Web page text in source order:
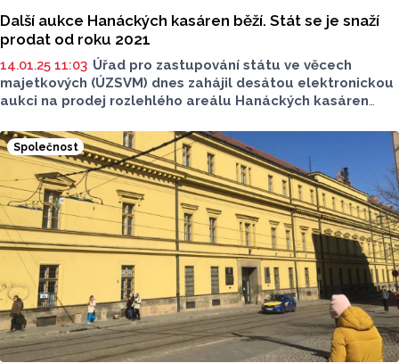
Další aukce Hanáckých kasáren běží. Stát se je snaží
prodat od roku 2021
14.01.25 11:03 Úřad pro zastupování státu ve věcech
majetkových (ÚZSVM) dnes zahájil desátou elektronickou
aukci na prodej rozlehlého areálu Hanáckých kasáren
kupní cena stanovena na 90 milionů korun. Nejméně jeden
zájemce složil kauci ve výši devíti milionů korun a desátý
pokus o vydražení Hanáckých kasáren tak mohl začít.
Aukce potrvá do středečních 10:00. V předchozím kole
byla minimální cena stanovena na 89 milionů korun.
Společnost